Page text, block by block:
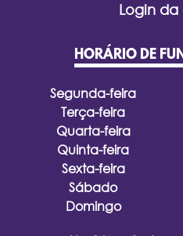
Login
HORÁRIO DE
Segunda-feira
Terça-feira
Quarta-feira
Quinta-feira
Sexta-feira
Sábado
Domingo